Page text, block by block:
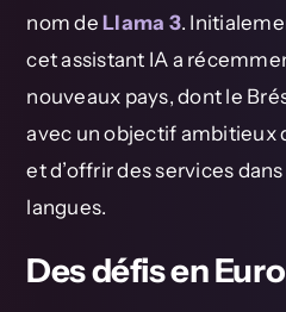
nom de Llama 3.
cet assistant IA a
nouveaux pays, dont le
avec un objectif ambitieux
et d’offrir des services
langues.
Des défis en